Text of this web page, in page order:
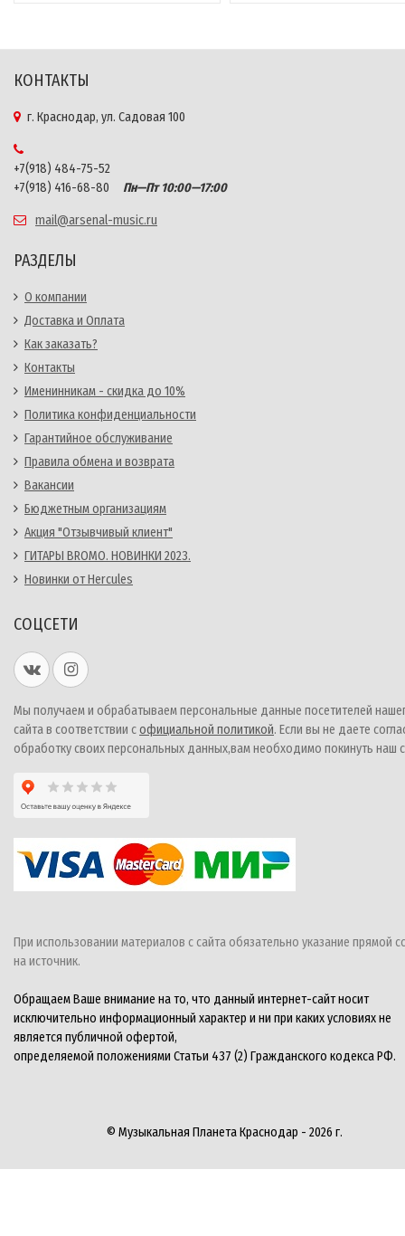
КОНТАКТЫ
г. Краснодар, ул. Садовая 100
+7(918) 484-75-52
+7(918) 416-68-80
Пн—Пт 10:00—17:00
mail@arsenal-music.ru
РАЗДЕЛЫ
О компании
Доставка и Оплата
Как заказать?
Контакты
Именинникам - скидка до 10%
Политика конфиденциальности
Гарантийное обслуживание
Правила обмена и возврата
Вакансии
Бюджетным организациям
Акция "Отзывчивый клиент"
ГИТАРЫ BROMO. НОВИНКИ 2023.
Новинки от Hercules
СОЦСЕТИ
Мы получаем и обрабатываем персональные данные посетителей
сайта в соответствии софициальной политикой. Если вы не даете
обработку своих персональных данных,вам необходимо покинуть наш
При использовании материалов с сайта обязательно указание прямой
на источник.
Обращаем Ваше внимание на то, что данный интернет-сайт носит
исключительно информационный характер и ни при каких условиях не
является публичной офертой,
определяемой положениями Статьи 437 (2) Гражданского кодекса РФ.
© Музыкальная Планета Краснодар - 2026 г.